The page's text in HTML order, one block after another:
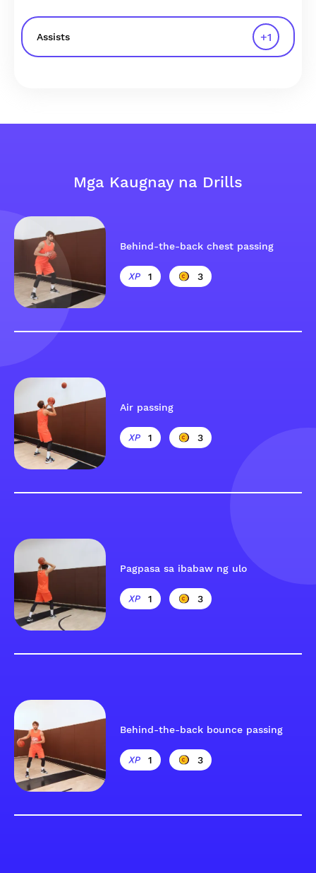
Assists +1
Mga Kaugnay na Drills
Behind-the-back chest passing
1 3
Air passing
1 3
Pagpasa sa ibabaw ng ulo
1 3
Behind-the-back bounce passing
1 3